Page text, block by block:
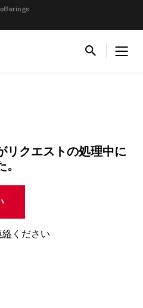
offerings
リクエストの処理中に
絡 ください